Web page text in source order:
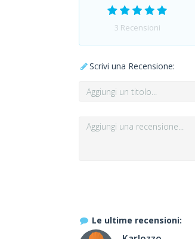
3 Recensioni
Scrivi una Recensione:
Le ultime recensioni: